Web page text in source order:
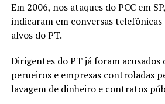
Em 2006, nos ataques do PCC em
indicaram em conversas
alvos do PT.
Dirigentes do PT já foram acusados
perueiros e empresas controladas
lavagem de dinheiro e contratos